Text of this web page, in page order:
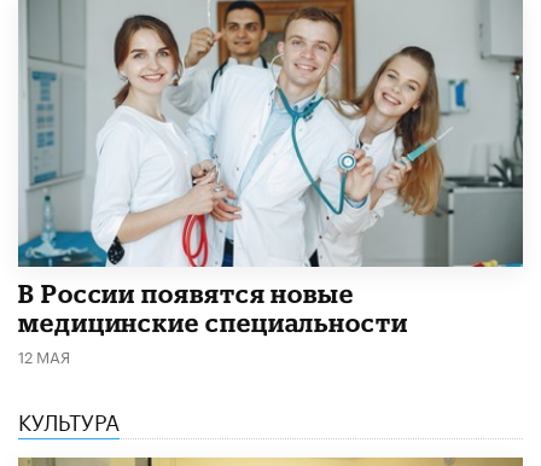
В России появятся новые
медицинские специальности
12 МАЯ
КУЛЬТУРА